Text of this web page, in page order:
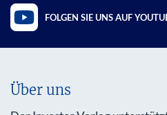
FOLGEN SIE UNS AUF
Über uns